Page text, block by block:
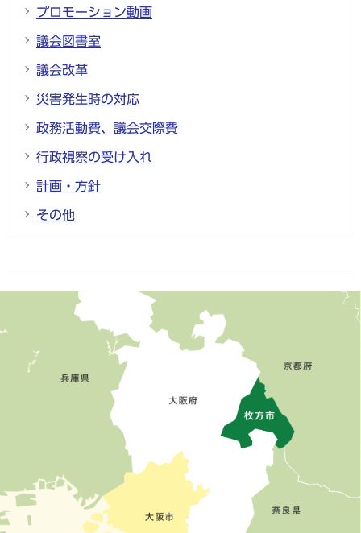
プロモーション動画
議会図書室
議会改革
災害発生時の対応
政務活動費、議会交際費
行政視察の受け入れ
計画・方針
その他